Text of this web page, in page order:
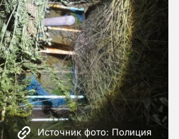
Источник фото: Полиция